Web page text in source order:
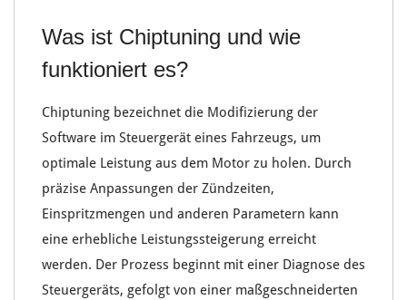
Was ist Chiptuning und wie
funktioniert es?
Chiptuning bezeichnet die Modifizierung der
Software im Steuergerät eines Fahrzeugs, um
optimale Leistung aus dem Motor zu holen. Durch
präzise Anpassungen der Zündzeiten,
Einspritzmengen und anderen Parametern kann
eine erhebliche Leistungssteigerung erreicht
werden. Der Prozess beginnt mit einer Diagnose des
Steuergeräts, gefolgt von einer maßgeschneiderten